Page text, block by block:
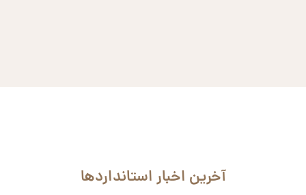
آخرین اخبار استانداردها